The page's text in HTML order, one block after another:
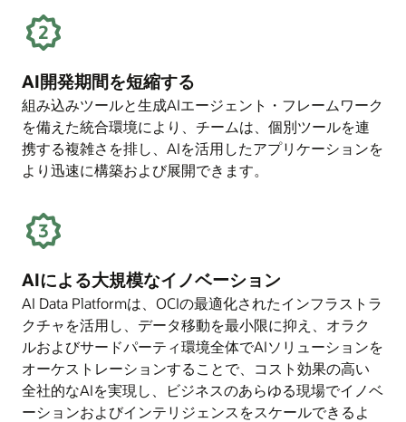
て
AI開発期間を短縮する
組み込みツールと生成AIエージェント・フレームワーク
を備えた統合環境により、チームは、個別ツールを連
携する複雑さを排し、AIを活用したアプリケーションを
より迅速に構築および展開できます。
AIによる大規模なイノベーション
AI Data Platformは、OCIの最適化されたインフラストラ
クチャを活用し、データ移動を最小限に抑え、オラク
ルおよびサードパーティ環境全体でAIソリューションを
オーケストレーションすることで、コスト効果の高い
全社的なAIを実現し、ビジネスのあらゆる現場でイノベ
ーションおよびインテリジェンスをスケールできるよ